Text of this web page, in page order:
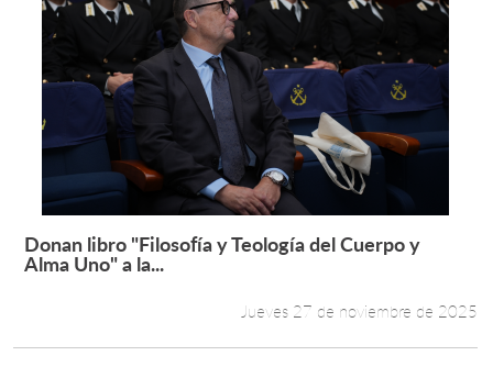
Leer más +
Donan libro "Filosofía y Teología del Cuerpo y
Alma Uno" a la...
Jueves 27 de noviembre de 2025